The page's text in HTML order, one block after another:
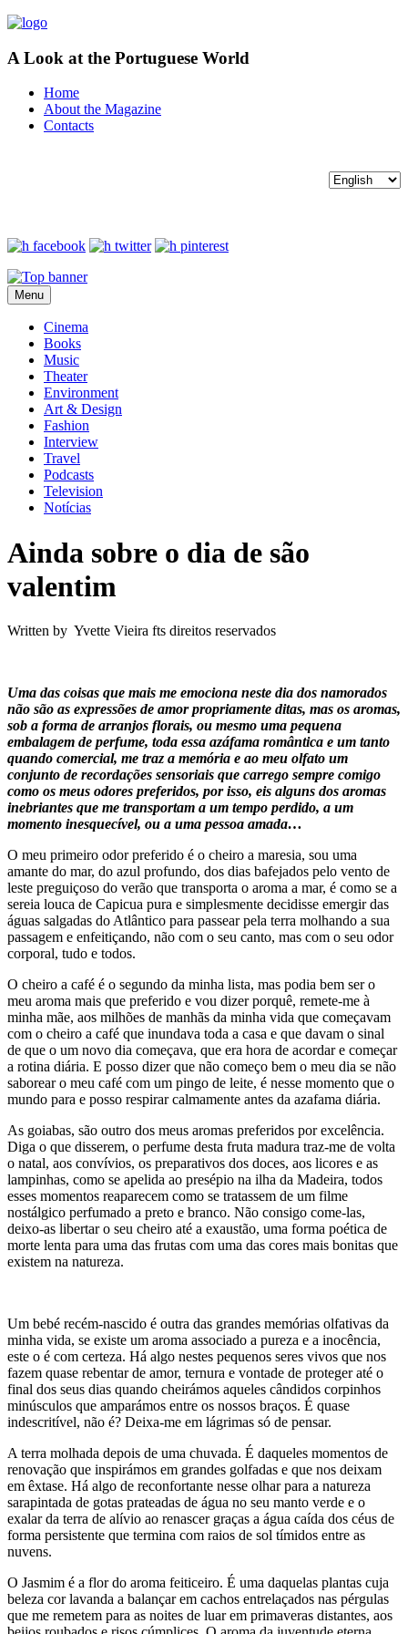
A Look at the Portuguese World
Home
About the Magazine
Contacts
Menu
Cinema
Books
Music
Theater
Environment
Art & Design
Fashion
Interview
Travel
Podcasts
Television
Notícias
Ainda sobre o dia de são
valentim
Written by Yvette Vieira fts direitos reservados
Uma das coisas que mais me emociona neste dia dos namorados
não são as expressões de amor propriamente ditas, mas os aromas,
sob a forma de arranjos florais, ou mesmo uma pequena
embalagem de perfume, toda essa azáfama romântica e um tanto
quando comercial, me traz a memória e ao meu olfato um
conjunto de recordações sensoriais que carrego sempre comigo
como os meus odores preferidos, por isso, eis alguns dos aromas
inebriantes que me transportam a um tempo perdido, a um
momento inesquecível, ou a uma pessoa amada…
O meu primeiro odor preferido é o cheiro a maresia, sou uma
amante do mar, do azul profundo, dos dias bafejados pelo vento de
leste preguiçoso do verão que transporta o aroma a mar, é como se a
sereia louca de Capicua pura e simplesmente decidisse emergir das
águas salgadas do Atlântico para passear pela terra molhando a sua
passagem e enfeitiçando, não com o seu canto, mas com o seu odor
corporal, tudo e todos.
O cheiro a café é o segundo da minha lista, mas podia bem ser o
meu aroma mais que preferido e vou dizer porquê, remete-me à
minha mãe, aos milhões de manhãs da minha vida que começavam
com o cheiro a café que inundava toda a casa e que davam o sinal
de que o um novo dia começava, que era hora de acordar e começar
a rotina diária. E posso dizer que não começo bem o meu dia se não
saborear o meu café com um pingo de leite, é nesse momento que o
mundo para e posso respirar calmamente antes da azafama diária.
As goiabas, são outro dos meus aromas preferidos por excelência.
Diga o que disserem, o perfume desta fruta madura traz-me de volta
o natal, aos convívios, os preparativos dos doces, aos licores e as
lampinhas, como se apelida ao presépio na ilha da Madeira, todos
esses momentos reaparecem como se tratassem de um filme
nostálgico perfumado a preto e branco. Não consigo come-las,
deixo-as libertar o seu cheiro até a exaustão, uma forma poética de
morte lenta para uma das frutas com uma das cores mais bonitas que
existem na natureza.
Um bebé recém-nascido é outra das grandes memórias olfativas da
minha vida, se existe um aroma associado a pureza e a inocência,
este o é com certeza. Há algo nestes pequenos seres vivos que nos
fazem quase rebentar de amor, ternura e vontade de proteger até o
final dos seus dias quando cheirámos aqueles cândidos corpinhos
minúsculos que amparámos entre os nossos braços. É quase
indescritível, não é? Deixa-me em lágrimas só de pensar.
A terra molhada depois de uma chuvada. É daqueles momentos de
renovação que inspirámos em grandes golfadas e que nos deixam
em êxtase. Há algo de reconfortante nesse olhar para a natureza
sarapintada de gotas prateadas de água no seu manto verde e o
exalar da terra de alívio ao renascer graças a água caída dos céus de
forma persistente que termina com raios de sol tímidos entre as
nuvens.
O Jasmim é a flor do aroma feiticeiro. É uma daquelas plantas cuja
beleza cor lavanda a balançar em cachos entrelaçados nas pérgulas
que me remetem para as noites de luar em primaveras distantes, aos